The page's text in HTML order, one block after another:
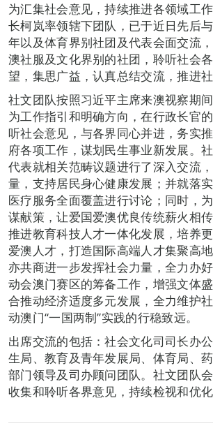
为汇集社会意见，持续推进各领域工
长柯岚率领辖下团队，已于近日先后
年以及体育界别社团及代表会面交流
澳社服及文化界别的社团，聆听社会
望，集思广益，认真总结交流，推进社
社文团队按照习近平主席来澳视察期
为工作指引和明确方向，在行政长官
听社会意见，与各界同心并进，务实
府各项工作，谋划民生事业新发展。
代表就相关范畴议题进行了深入交流
量，支持居民身心健康发展；并就落
医疗服务全面覆盖进行讨论；同时，
谋献策，让爱国爱澳优良传统薪火相
推进教育科技人才一体化发展，培养
爱澳人才，打造国际高端人才集聚高
亦共商进一步发挥社会力量，全力办
动会澳门赛区的筹备工作，增强文体
合推动经济适度多元发展，全力维护
动澳门“一国两制”实践的行稳致远。
出席交流的包括：社会文化司司长办
生局、教育及青年发展局、体育局、
部门领导及司办顾问团队。社文团队
收集和聆听各界意见，持续检视和优化